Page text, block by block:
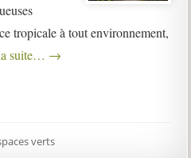
tropicale à tout environnement,
suite… →
verts